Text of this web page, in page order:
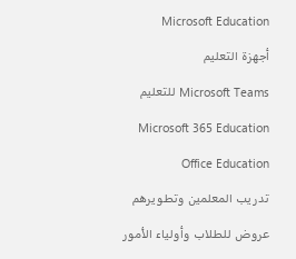
Microsoft Education
أجهزة التعليم
Microsoft Teams للتعليم
Microsoft 365 Education
Office Education
تدريب المعلمين وتطويرهم
عروض للطلاب وأولياء الأمور